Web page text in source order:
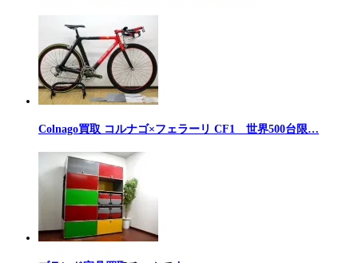
Colnago買取 コルナゴ×フェラーリ CF1 世界500台限…